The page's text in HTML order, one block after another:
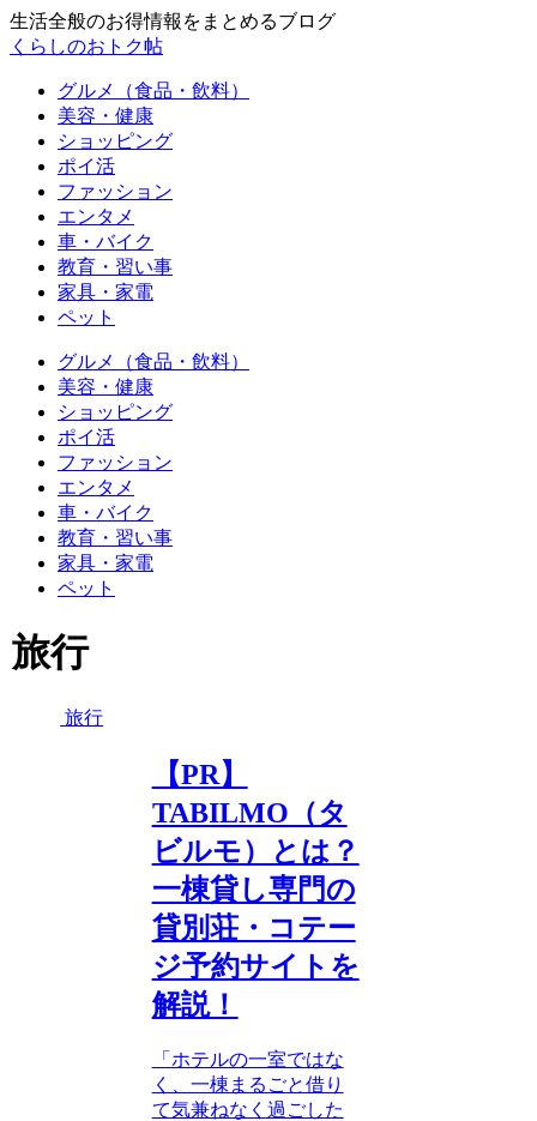
生活全般のお得情報をまとめるブログ
くらしのおトク帖
グルメ（食品・飲料）
美容・健康
ショッピング
ポイ活
ファッション
エンタメ
車・バイク
教育・習い事
家具・家電
ペット
グルメ（食品・飲料）
美容・健康
ショッピング
ポイ活
ファッション
エンタメ
車・バイク
教育・習い事
家具・家電
ペット
旅行
旅行
【PR】
TABILMO（タ
ビルモ）とは？
一棟貸し専門の
貸別荘・コテー
ジ予約サイトを
解説！
「ホテルの一室ではな
く、一棟まるごと借り
て気兼ねなく過ごした